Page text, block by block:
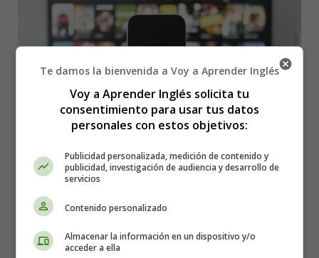
Categoría: Cuentos en Inglés - Stories in
Te damos la bienvenida a Voy a Aprender Inglés
Voy a Aprender Inglés solicita tu
consentimiento para usar tus datos
personales con estos objetivos:
Publicidad personalizada, medición de contenido y
publicidad, investigación de audiencia y desarrollo de
servicios
Contenido personalizado
Almacenar la información en un dispositivo y/o
acceder a ella